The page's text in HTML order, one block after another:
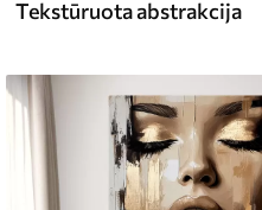
Tekstūruota abstrakcija